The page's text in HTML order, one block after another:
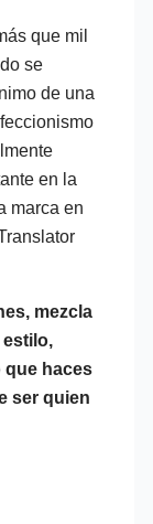
que mil
se
de una
en la
marca en
mezcla
que haces
ser quien